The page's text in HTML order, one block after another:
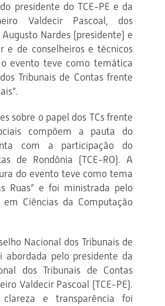
presidente do TCE-PE e da
Valdecir Pascoal, dos
Nardes (presidente) e
e de conselheiros e técnicos
evento teve como temática
Tribunais de Contas frente
sobre o papel dos TCs frente
compõem a pauta do
com a participação do
de Rondônia (TCE-RO). A
do evento teve como tema
Ruas” e foi ministrada pelo
Ciências da Computação
Nacional dos Tribunais de
abordada pelo presidente da
dos Tribunais de Contas
Valdecir Pascoal (TCE-PE).
e transparência foi